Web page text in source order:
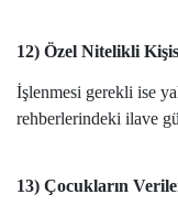
12) Özel Nitelikli
İşlenmesi gerekli ise
rehberlerindeki ilave
13) Çocukların